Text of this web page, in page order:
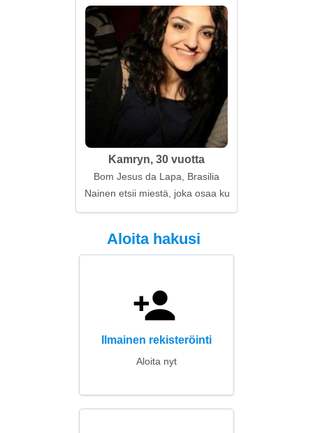
Kamryn, 30 vuotta
Bom Jesus da Lapa, Brasilia
Nainen etsii miestä, joka osaa kuunnella
Aloita hakusi
Ilmainen rekisteröinti
Aloita nyt